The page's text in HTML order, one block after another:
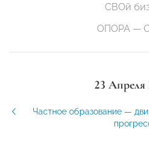
СВОй
ОПОРА —
23 Апреля
Частное образование —